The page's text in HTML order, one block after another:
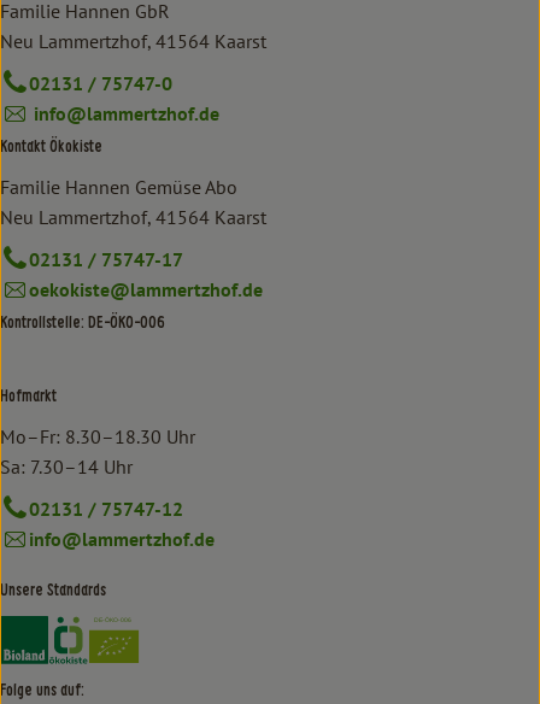
Familie Hannen GbR
Neu Lammertzhof, 41564 Kaarst
02131 / 75747-0
info@lammertzhof.de
Kontakt Ökokiste
Familie Hannen Gemüse Abo
Neu Lammertzhof, 41564 Kaarst
02131 / 75747-17
oekokiste@lammertzhof.de
Kontrollstelle: DE-ÖKO-006
Hofmarkt
Mo–Fr: 8.30–18.30 Uhr
Sa: 7.30–14 Uhr
02131 / 75747-12
info@lammertzhof.de
Unsere Standards
Externer Link zu https://www.bioland.de/verbraucher
Externer Link zu https://www.oekokiste.de/
Folge uns auf: